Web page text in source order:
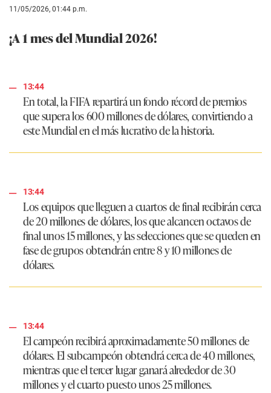
11/05/2026, 01:44 p.m.
¡A 1 mes del Mundial 2026!
13:44
En total, la FIFA repartirá un fondo récord de premios
que supera los 600 millones de dólares, convirtiendo a
este Mundial en el más lucrativo de la historia.
13:44
Los equipos que lleguen a cuartos de final recibirán cerca
de 20 millones de dólares, los que alcancen octavos de
final unos 15 millones, y las selecciones que se queden en
fase de grupos obtendrán entre 8 y 10 millones de
dólares.
13:44
El campeón recibirá aproximadamente 50 millones de
dólares. El subcampeón obtendrá cerca de 40 millones,
mientras que el tercer lugar ganará alrededor de 30
millones y el cuarto puesto unos 25 millones.